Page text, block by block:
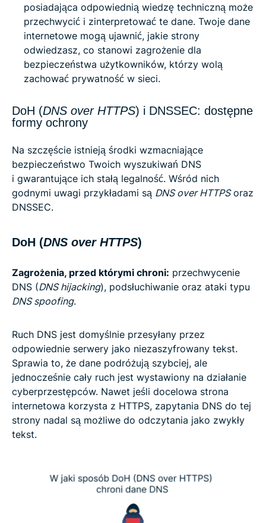
posiadająca odpowiednią wiedzę techniczną może
przechwycić i zinterpretować te dane. Twoje dane
internetowe mogą ujawnić, jakie strony
odwiedzasz, co stanowi zagrożenie dla
bezpieczeństwa użytkowników, którzy wolą
zachować prywatność w sieci.
DoH (DNS over HTTPS) i DNSSEC: dostępne
formy ochrony
Na szczęście istnieją środki wzmacniające
bezpieczeństwo Twoich wyszukiwań DNS
i gwarantujące ich stałą legalność. Wśród nich
godnymi uwagi przykładami są DNS over HTTPSoraz
DNSSEC.
DoH (DNS over HTTPS)
Zagrożenia, przed którymi chroni: przechwycenie
DNS (DNS hijacking), podsłuchiwanie oraz ataki typu
DNS spoofing.
Ruch DNS jest domyślnie przesyłany przez
odpowiednie serwery jako niezaszyfrowany tekst.
Sprawia to, że dane podróżują szybciej, ale
jednocześnie cały ruch jest wystawiony na działanie
cyberprzestępców. Nawet jeśli docelowa strona
internetowa korzysta z HTTPS, zapytania DNS do tej
strony nadal są możliwe do odczytania jako zwykły
tekst.